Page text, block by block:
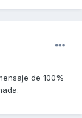
de 100%